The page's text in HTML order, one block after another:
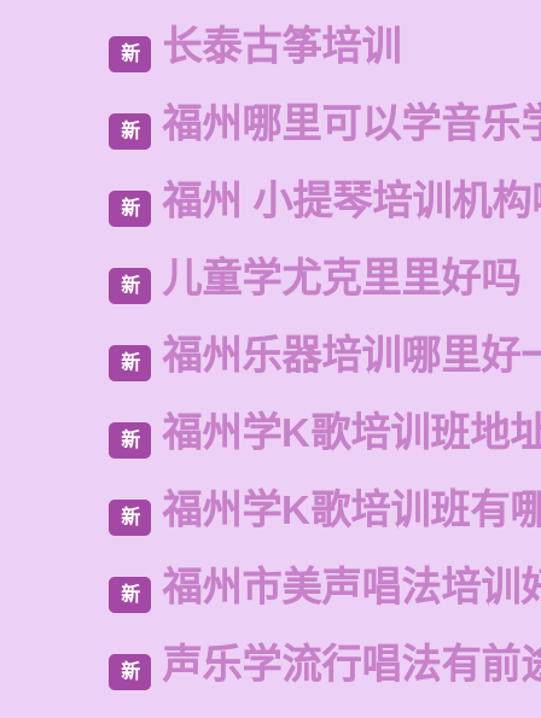
新 长泰古筝培训
新 福州哪里可以学音乐
新 福州 小提琴培训机
新 儿童学尤克里里好吗
新 福州乐器培训哪里好
新 福州学K歌培训班地
新 福州学K歌培训班有
新 福州市美声唱法培训
新 声乐学流行唱法有前